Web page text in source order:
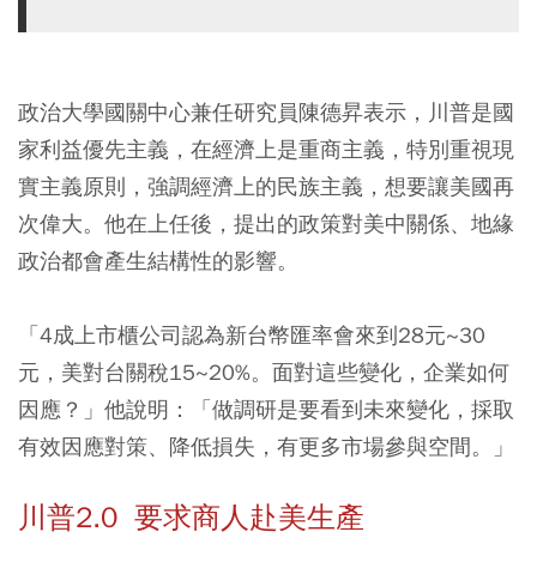
政治大學國關中心兼任研究員陳德昇表示，川普是國
家利益優先主義，在經濟上是重商主義，特別重視現
實主義原則，強調經濟上的民族主義，想要讓美國再
次偉大。他在上任後，提出的政策對美中關係、地緣
政治都會產生結構性的影響。
「4成上市櫃公司認為新台幣匯率會來到28元~30
元，美對台關稅15~20%。面對這些變化，企業如何
因應？」他說明：「做調研是要看到未來變化，採取
有效因應對策、降低損失，有更多市場參與空間。」
川普2.0 要求商人赴美生產